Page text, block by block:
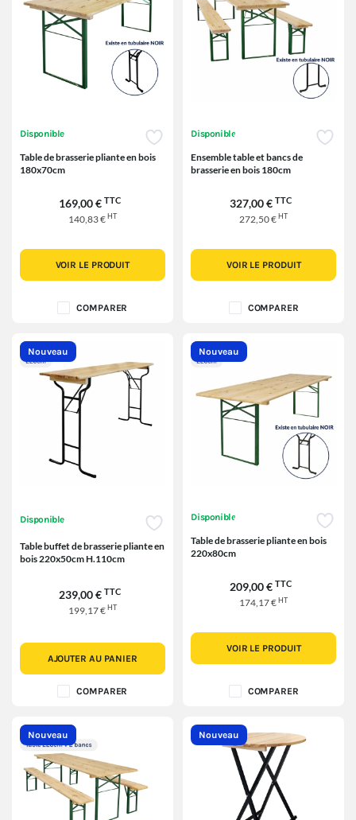
Disponible
Table de brasserie pliante en bois
180x70cm
169,00 € TTC
140,83 € HT
VOIR LE PRODUIT
COMPARER
Disponible
Ensemble table et bancs de
brasserie en bois 180cm
327,00 € TTC
272,50 €HT
VOIR LE PRODUIT
COMPARER
Nouveau
Disponible
Table buffet de brasserie pliante en
bois 220x50cm H.110cm
239,00 € TTC
199,17 €HT
AJOUTER AU PANIER
COMPARER
Nouveau
Disponible
Table de brasserie pliante en bois
220x80cm
209,00 € TTC
174,17 €HT
VOIR LE PRODUIT
COMPARER
Nouveau Nouveau